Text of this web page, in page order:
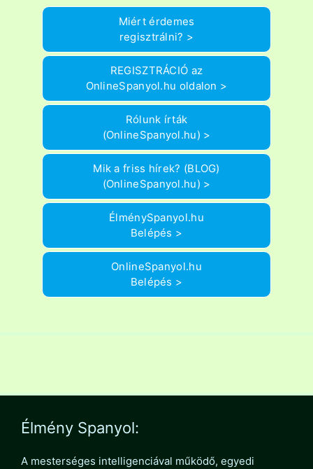
Miért érdemes
regisztrálni? >
REGISZTRÁCIÓ az
OnlineSpanyol.hu oldalon >
Rólunk írták
(OnlineSpanyol.hu) >
Mik a friss hírek? (BLOG)
(OnlineSpanyol.hu) >
ÉlménySpanyol.hu
Belépés >
OnlineSpanyol.hu
Belépés >
Élmény Spanyol:
A mesterséges intelligenciával működő, egyedi